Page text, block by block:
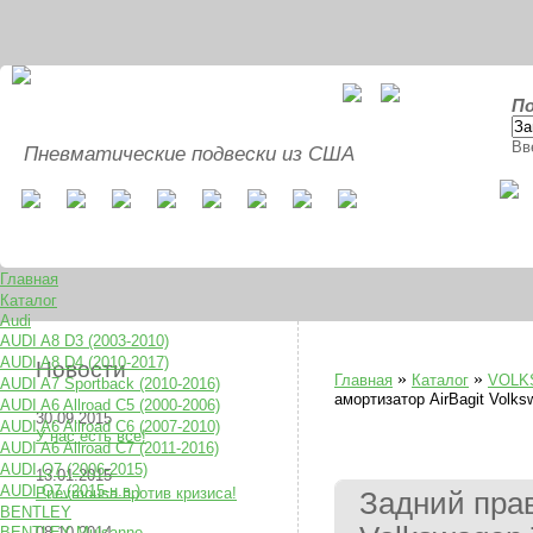
Пневматические подвески из США
Главная
Каталог
Audi
AUDI A8 D3 (2003-2010)
AUDI A8 D4 (2010-2017)
AUDI A7 Sportback (2010-2016)
AUDI A6 Allroad C5 (2000-2006)
AUDI A6 Allroad C6 (2007-2010)
AUDI A6 Allroad C7 (2011-2016)
AUDI Q7 (2006-2015)
AUDI Q7 (2015-н.в.)
BENTLEY
Новости
30.09.2015
У нас есть все!
13.01.2015
Pnevmousa против кризиса!
Главная » Каталог »
амортизатор AirBagit
Задний